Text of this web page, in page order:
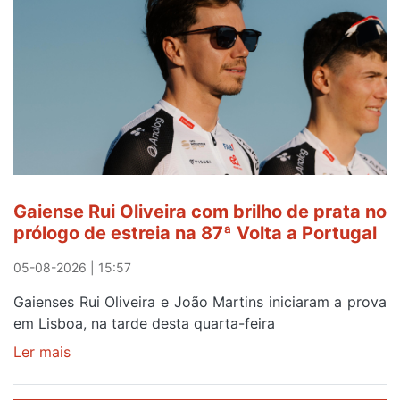
Gaiense Rui Oliveira com brilho de prata no
prólogo de estreia na 87ª Volta a Portugal
05-08-2026 | 15:57
Gaienses Rui Oliveira e João Martins iniciaram a prova
em Lisboa, na tarde desta quarta-feira
Ler mais